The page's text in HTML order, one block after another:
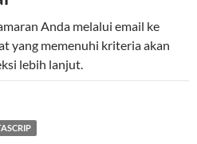
Anda melalui email ke
yang memenuhi kriteria akan
lebih lanjut.